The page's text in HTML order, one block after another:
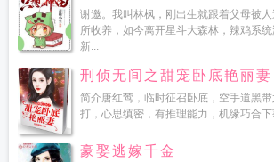
谢邀。我叫林枫，刚出生就跟着父母被
所收养，如今离开星斗大森林，辣鸡系
新...
刑侦无间之甜宠卧底艳丽妻
简介唐红莺，临时征召卧底，空手道黑
打，心思缜密，有推理能力，机缘巧合
豪娶逃嫁千金